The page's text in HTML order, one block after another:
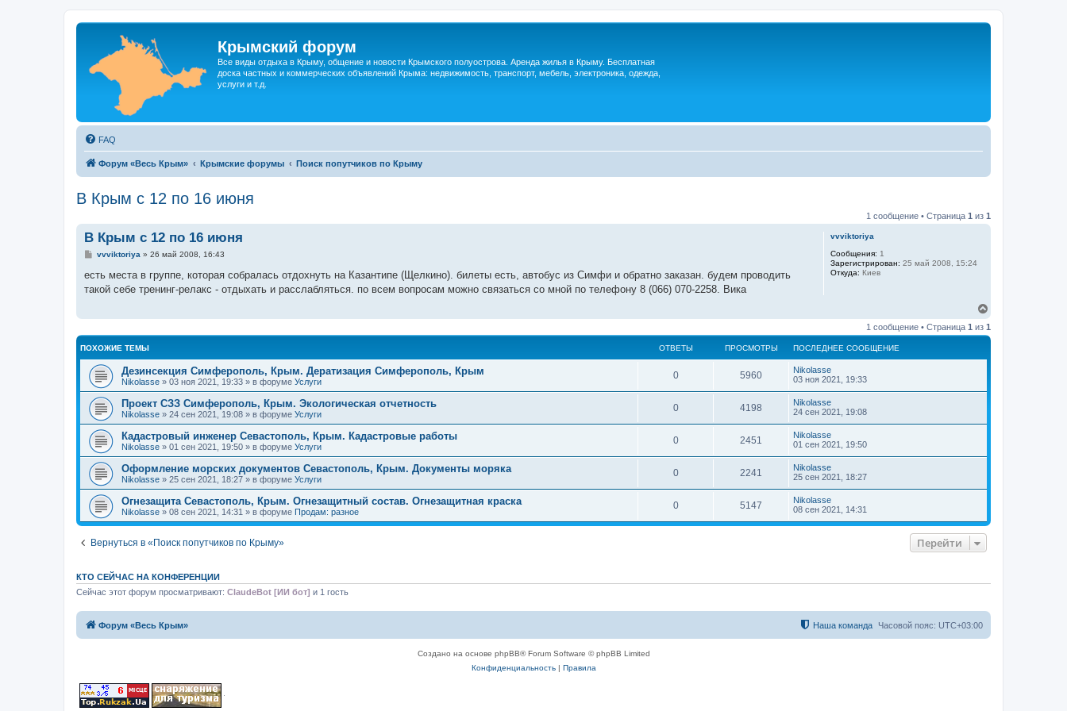
Крымский форум
Все виды отдыха в Крыму, общение и новости Крымского полуострова. Аренда жилья в Крыму. Бесплатная
доска частных и коммерческих объявлений Крыма: недвижимость, транспорт, мебель, электроника, одежда,
услуги и т.д.
FAQ
Форум «Весь Крым» Крымские форумы Поиск попутчиков по Крыму
В Крым с 12 по 16 июня
1 сообщение • Страница 1 из 1
vvviktoriya
Сообщения: 1
Зарегистрирован: 25 май 2008, 15:24
Откуда: Киев
В Крым с 12 по 16 июня
С
о
щ
и
vvviktoriya » 26 май 2008, 16:43
есть места в группе, которая собралась отдохнуть на Казантипе (Щелкино). билеты есть, автобус из Симфи и обратно заказан. будем проводить
такой себе тренинг-релакс - отдыхать и расслабляться. по всем вопросам можно связаться со мной по телефону 8 (066) 070-2258. Вика
р
н
1 сообщение • Страница 1 из 1
ПОХОЖИЕ ТЕМЫ ОТВЕТЫ ПРОСМОТРЫ ПОСЛЕДНЕЕ СООБЩЕНИЕ
Дезинсекция Симферополь, Крым. Дератизация Симферополь, Крым
Nikolasse » 03 ноя 2021, 19:33 » в форуме Услуги
0 5960
Nikolasse
03 ноя 2021, 19:33
Проект СЗЗ Симферополь, Крым. Экологическая отчетность
Nikolasse » 24 сен 2021, 19:08 » в форуме Услуги
0 4198
Nikolasse
24 сен 2021, 19:08
Кадастровый инженер Севастополь, Крым. Кадастровые работы
Nikolasse » 01 сен 2021, 19:50 » в форуме Услуги
0 2451
Nikolasse
01 сен 2021, 19:50
Оформление морских документов Севастополь, Крым. Документы моряка
Nikolasse » 25 сен 2021, 18:27 » в форуме Услуги
0 2241
Nikolasse
25 сен 2021, 18:27
Огнезащита Севастополь, Крым. Огнезащитный состав. Огнезащитная краска
Nikolasse » 08 сен 2021, 14:31 » в форуме Продам: разное
0 5147
Nikolasse
08 сен 2021, 14:31
Вернуться в «Поиск попутчиков по Крыму» Перейти
КТО СЕЙЧАС НА КОНФЕРЕНЦИИ
Сейчас этот форум просматривают: ClaudeBot [ИИ бот] и 1 гость
Форум «Весь Крым» Часовой пояс: UTC+03:00
Наша команда
Создано на основе phpBB® Forum Software © phpBB Limited
Конфиденциальность| Правила